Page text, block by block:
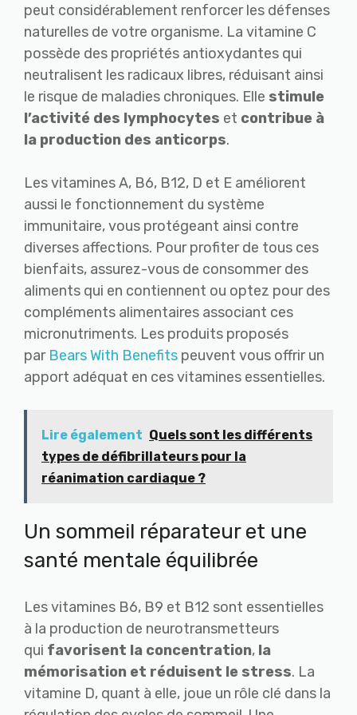
peut considérablement renforcer les défenses
naturelles de votre organisme. La vitamine C
possède des propriétés antioxydantes qui
neutralisent les radicaux libres, réduisant ainsi
le risque de maladies chroniques. Elle stimule
l’activité des lymphocytes et contribue à
la production des anticorps.
Les vitamines A, B6, B12, D et E améliorent
aussi le fonctionnement du système
immunitaire, vous protégeant ainsi contre
diverses affections. Pour profiter de tous ces
bienfaits, assurez-vous de consommer des
aliments qui en contiennent ou optez pour des
compléments alimentaires associant ces
micronutriments. Les produits proposés
par Bears With Benefits peuvent vous offrir un
apport adéquat en ces vitamines essentielles.
Lire également Quels sont les différents
types de défibrillateurs pour la
réanimation cardiaque ?
Un sommeil réparateur et une
santé mentale équilibrée
Les vitamines B6, B9 et B12 sont essentielles
à la production de neurotransmetteurs
qui favorisent la concentration, la
mémorisation et réduisent le stress. La
vitamine D, quant à elle, joue un rôle clé dans la